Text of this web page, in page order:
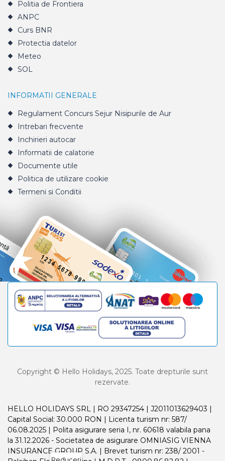
Politia de Frontiera
ANPC
Curs BNR
Protectia datelor
Meteo
SOL
INFORMATII GENERALE
Regulament Concurs Sejur Nisipurile de Aur
Intrebari frecvente
Inchirieri autocar
Informatii de calatorie
Documente utile
Politica de utilizare cookie
Termeni si Conditii
Copyright © Hello Holidays, 2025. Toate drepturile sunt
rezervate.
HELLO HOLIDAYS SRL | RO 29347254 | J2011013629403 |
Capital Social: 30.000 RON | Licenta turism nr: 587/
06.08.2025 | Polita asigurare seria I, nr. 60618 valabila pana
la 31.12.2026 - Societatea de asigurare OMNIASIG VIENNA
INSURANCE GROUP S.A. | Brevet turism nr: 238/ 2001 -